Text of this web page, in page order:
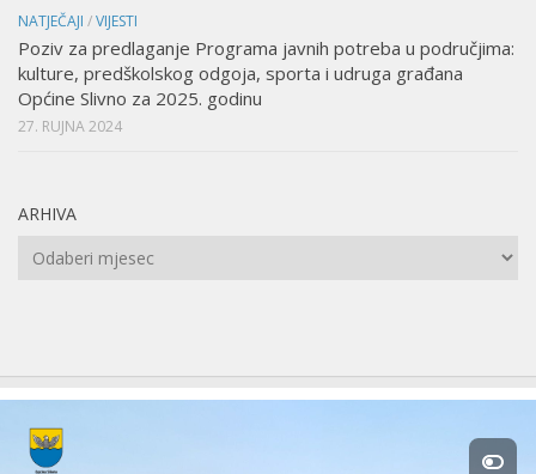
NATJEČAJI /VIJESTI
Poziv za predlaganje Programa javnih potreba u područjima:
kulture, predškolskog odgoja, sporta i udruga građana
Općine Slivno za 2025. godinu
27. RUJNA 2024
ARHIVA
Arhiva